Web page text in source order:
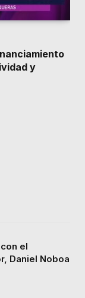
y
el
Daniel Noboa